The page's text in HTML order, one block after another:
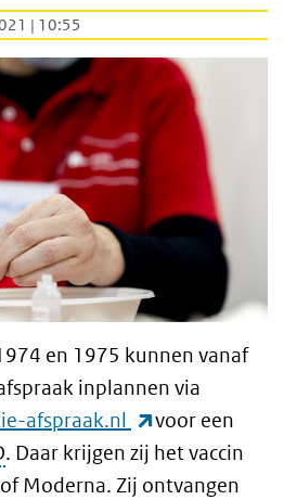
| 10:55
en 1975 kunnen vanaf
inplannen via
afspraak.nl
(externe link)
voor een
. Daar krijgen zij het vaccin
Moderna. Zij ontvangen